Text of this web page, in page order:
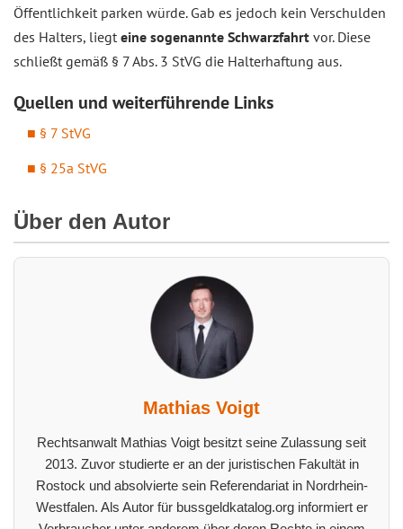
Öffentlichkeit parken würde. Gab es jedoch kein Verschulden
des Halters, liegt eine sogenannte Schwarzfahrt vor. Diese
schließt gemäß § 7 Abs. 3 StVG die Halterhaftung aus.
Quellen und weiterführende Links
§ 7 StVG
§ 25a StVG
Über den Autor
Mathias Voigt
Rechtsanwalt Mathias Voigt besitzt seine Zulassung seit
2013. Zuvor studierte er an der juristischen Fakultät in
Rostock und absolvierte sein Referendariat in Nordrhein-
Westfalen. Als Autor für bussgeldkatalog.org informiert er